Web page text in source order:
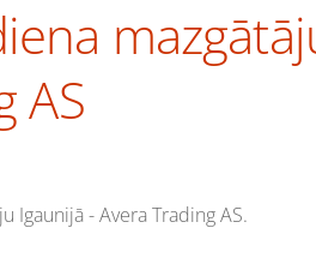
AS
Igaunijā - Avera Trading AS.